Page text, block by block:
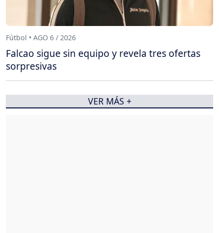
Fútbol • AGO 6 / 2026
Falcao sigue sin equipo y revela tres ofertas
sorpresivas
VER MÁS +